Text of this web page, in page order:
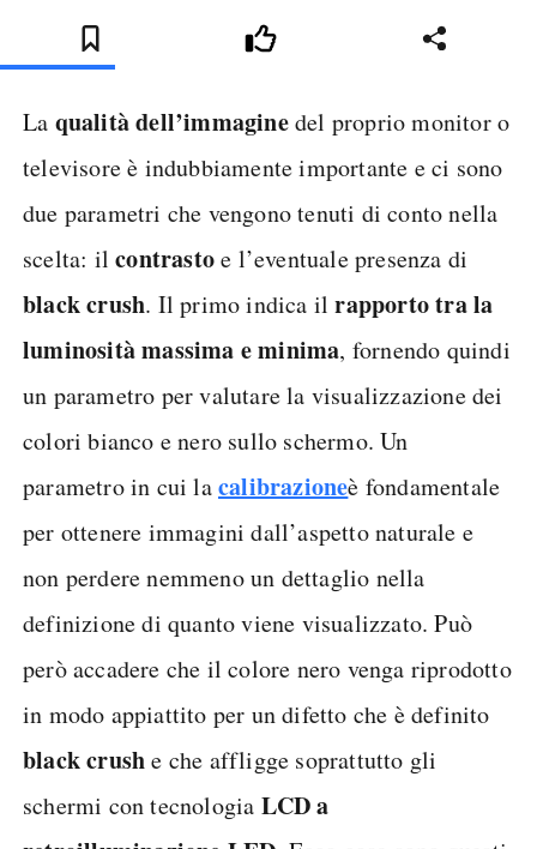
La qualità dell’immaginedel proprio monitor o
televisore è indubbiamente importante e ci sono
due parametri che vengono tenuti di conto nella
scelta: ilcontrastoe l’eventuale presenza di
black crush. Il primo indica ilrapporto tra la
luminosità massima e minima, fornendo quindi
un parametro per valutare la visualizzazione dei
colori bianco e nero sullo schermo. Un
parametro in cui lacalibrazioneè fondamentale
per ottenere immagini dall’aspetto naturale e
non perdere nemmeno un dettaglio nella
definizione di quanto viene visualizzato. Può
però accadere che il colore nero venga riprodotto
in modo appiattito per un difetto che è definito
black crushe che affligge soprattutto gli
schermi con tecnologia LCD a